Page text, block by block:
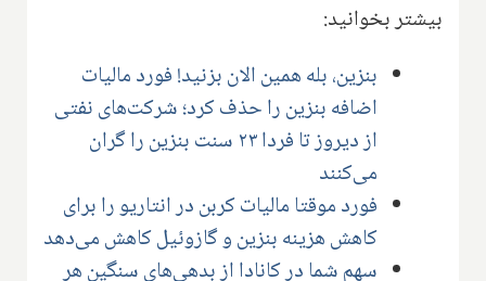
بیشتر بخوانید:
بنزین، بله همین الان بزنید! فورد مالیات
اضافه بنزین را حذف کرد؛ شرکت‌های نفتی
از دیروز تا فردا ۲۳ سنت بنزین را گران
می‌کنند
فورد موقتا مالیات کربن در انتاریو را برای
کاهش هزینه بنزین و گازوئیل کاهش می‌دهد
سهم شما در کانادا از بدهی‌های سنگین هر